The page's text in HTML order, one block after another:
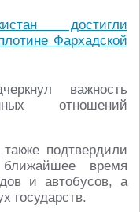
важность
отношений
подтвердили
время
и автобусов, а
государств.